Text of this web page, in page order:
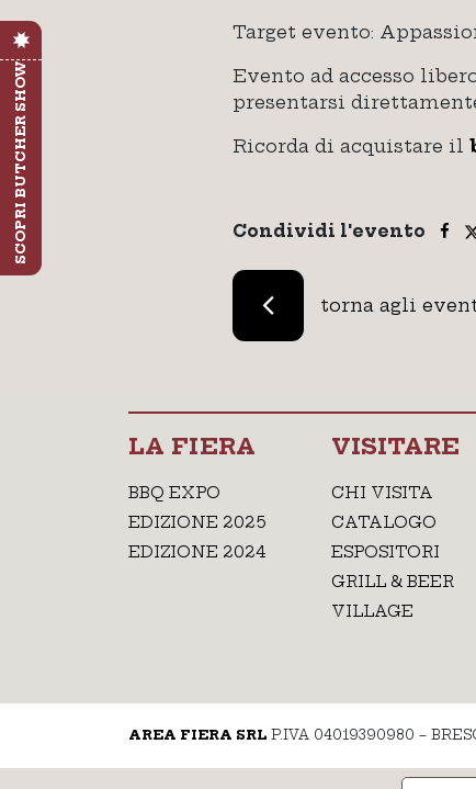
SCOPRI BUTCHER SHOW
Target evento:
Evento ad accesso
presentarsi
Ricorda di acquistare il
Condividi l'evento
torna agli
LA FIERA
BBQ EXPO
EDIZIONE 2025
EDIZIONE 2024
VISITARE
CHI VISITA
CATALOGO
ESPOSITORI
GRILL & BEER
VILLAGE
AREA FIERA SRL P.IVA 04019390980 –